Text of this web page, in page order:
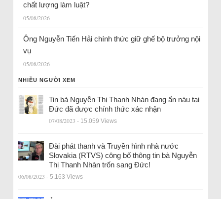
chất lượng làm luật?
05/08/2026
Ông Nguyễn Tiến Hải chính thức giữ ghế bộ trưởng nội
vụ
05/08/2026
NHIỀU NGƯỜI XEM
Tin bà Nguyễn Thị Thanh Nhàn đang ẩn náu tại
Đức đã được chính thức xác nhận
07/08/2023 - 15.059 Views
Đài phát thanh và Truyền hình nhà nước
Slovakia (RTVS) công bố thông tin bà Nguyễn
Thị Thanh Nhàn trốn sang Đức!
06/08/2023 - 5.163 Views